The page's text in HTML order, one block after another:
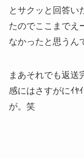
とサクッと回答い
たのでここまでえ
なかったと思うん
まあそれでも返送
感にはさすがにｲﾔ
が。笑